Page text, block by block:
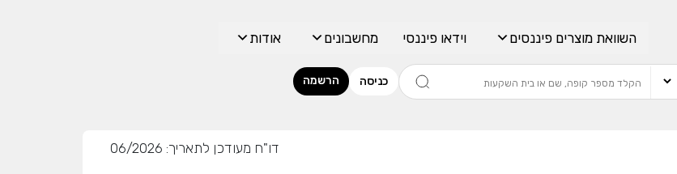
השוואת מוצרים פיננסים וידאו פיננסי מחשבונים אודות
כניסה הרשמה
דו"ח מעודכן לתאריך: 06/2026